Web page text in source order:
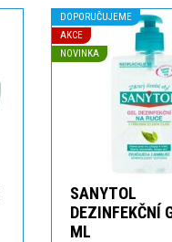
DOPORUČUJEME
AKCE
NOVINKA
SANYTOL
DEZINFEKČNÍ
ML